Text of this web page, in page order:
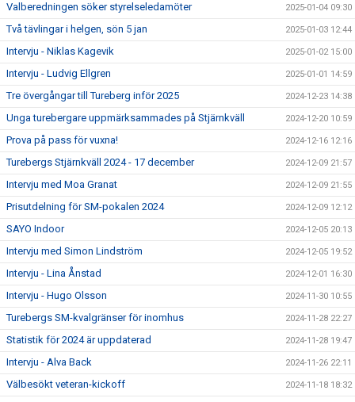
Valberedningen söker styrelseledamöter 2025-01-04 09:30
Två tävlingar i helgen, sön 5 jan 2025-01-03 12:44
Intervju - Niklas Kagevik 2025-01-02 15:00
Intervju - Ludvig Ellgren 2025-01-01 14:59
Tre övergångar till Tureberg inför 2025 2024-12-23 14:38
Unga turebergare uppmärksammades på Stjärnkväll 2024-12-20 10:59
Prova på pass för vuxna! 2024-12-16 12:16
Turebergs Stjärnkväll 2024 - 17 december 2024-12-09 21:57
Intervju med Moa Granat 2024-12-09 21:55
Prisutdelning för SM-pokalen 2024 2024-12-09 12:12
SAYO Indoor 2024-12-05 20:13
Intervju med Simon Lindström 2024-12-05 19:52
Intervju - Lina Ånstad 2024-12-01 16:30
Intervju - Hugo Olsson 2024-11-30 10:55
Turebergs SM-kvalgränser för inomhus 2024-11-28 22:27
Statistik för 2024 är uppdaterad 2024-11-28 19:47
Intervju - Alva Back 2024-11-26 22:11
Välbesökt veteran-kickoff 2024-11-18 18:32